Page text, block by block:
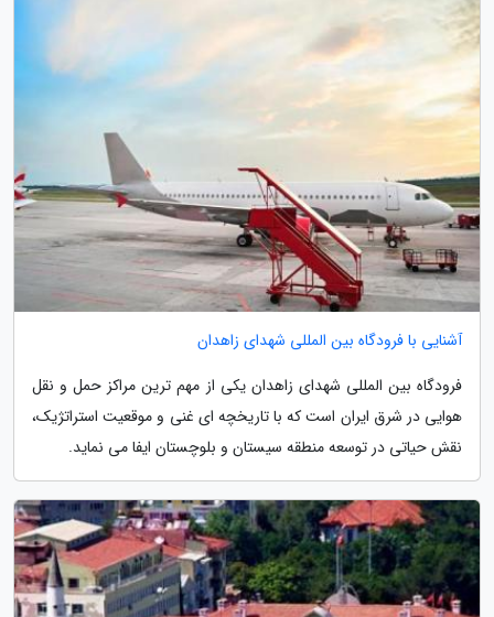
آشنایی با فرودگاه بین المللی شهدای زاهدان
فرودگاه بین المللی شهدای زاهدان یکی از مهم ترین مراکز حمل و نقل
هوایی در شرق ایران است که با تاریخچه ای غنی و موقعیت استراتژیک،
نقش حیاتی در توسعه منطقه سیستان و بلوچستان ایفا می نماید.